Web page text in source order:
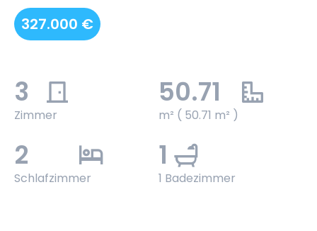
327.000 €
3
Zimmer
50.71
m² ( 50.71 m² )
2
Schlafzimmer
1
1 Badezimmer